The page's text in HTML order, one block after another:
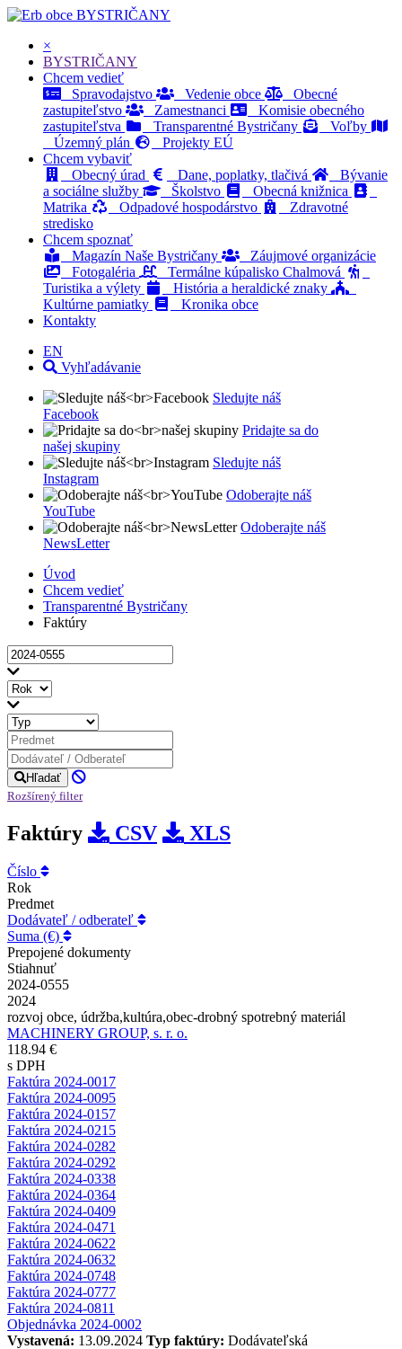
BYSTRIČANY
×
BYSTRIČANY
Chcem vedieť
Spravodajstvo
Vedenie obce
Obecné
zastupiteľstvo
Zamestnanci
Komisie obecného
zastupiteľstva
Transparentné Bystričany
Voľby
Územný plán
Projekty EÚ
Chcem vybaviť
Obecný úrad
Dane, poplatky, tlačivá
Bývanie
a sociálne služby
Školstvo
Obecná knižnica
Matrika
Odpadové hospodárstvo
Zdravotné
stredisko
Chcem spoznať
Magazín Naše Bystričany
Záujmové organizácie
Fotogaléria
Termálne kúpalisko Chalmová
Turistika a výlety
História a heraldické znaky
Kultúrne pamiatky
Kronika obce
Kontakty
EN
Vyhľadávanie
Sledujte náš
Facebook
Pridajte sa do
našej skupiny
Sledujte náš
Instagram
Odoberajte náš
YouTube
Odoberajte náš
NewsLetter
Úvod
Chcem vedieť
Transparentné Bystričany
Faktúry
Hľadať
Rozšírený filter
Faktúry CSV XLS
Číslo
Rok
Predmet
Dodávateľ / odberateľ
Suma (€)
Prepojené dokumenty
Stiahnuť
2024-0555
2024
rozvoj obce, údržba,kultúra,obec-drobný spotrebný materiál
MACHINERY GROUP, s. r. o.
118.94 €
s DPH
Faktúra 2024-0017
Faktúra 2024-0095
Faktúra 2024-0157
Faktúra 2024-0215
Faktúra 2024-0282
Faktúra 2024-0292
Faktúra 2024-0338
Faktúra 2024-0364
Faktúra 2024-0409
Faktúra 2024-0471
Faktúra 2024-0622
Faktúra 2024-0632
Faktúra 2024-0748
Faktúra 2024-0777
Faktúra 2024-0811
Objednávka 2024-0002
Vystavená: 13.09.2024 Typ faktúry: Dodávateľská